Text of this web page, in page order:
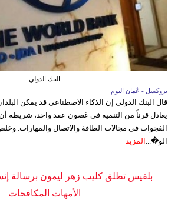
البنك الدولي
بروكسل - عُمان اليوم
قال البنك الدولي إن الذكاء الاصطناعي قد يمكن
يعادل قرناً من التنمية في غضون عقد واحد، شريطة
الفجوات في مجالات الطاقة والاتصال والمهارات.
الو�...
المزيد
بلقيس تطلق كليب زهر ليمون برسالة
الأمهات المكافحات